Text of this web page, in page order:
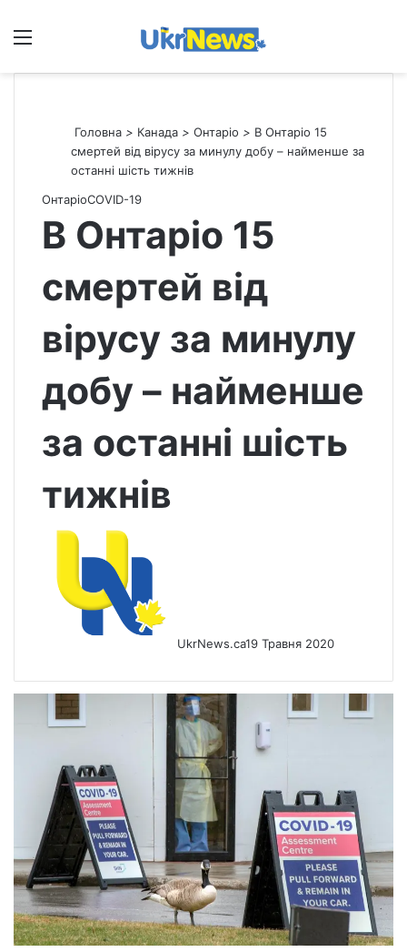
Меню
Головна > Канада > Онтаріо > В Онтаріо 15
смертей від вірусу за минулу добу – найменше за
останні шість тижнів
ОнтаріоСOVID-19
В Онтаріо 15
смертей від
вірусу за минулу
добу – найменше
за останні шість
тижнів
UkrNews.ca19 Травня 2020